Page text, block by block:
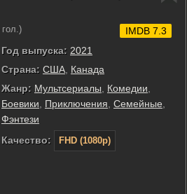
гол.)
Год выпуска: 2021
Страна: США Канада
Жанр: Мультсериалы Комедии
Боевики
Приключения Семейные
Фэнтези
Качество:
FHD (1080p)
IMDB 7.3